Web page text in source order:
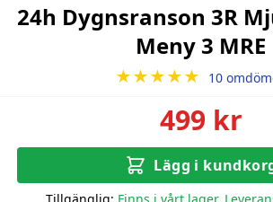
24h Dygnsranson 3R
Meny 3 MRE
★★★★★ 10
499 kr
Lägg i